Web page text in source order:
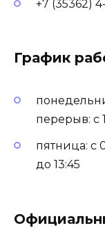
+7 (35362)
График
перерыв: с
пятница: с
до 13:45